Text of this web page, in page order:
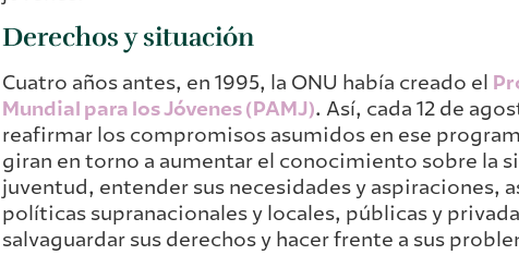
Derechos y situación
Cuatro años antes, en 1995, la ONU había creado el
Mundial para los Jóvenes (PAMJ). Así, cada 12 de
reafirmar los compromisos asumidos en ese
giran en torno a aumentar el conocimiento sobre la
juventud, entender sus necesidades y aspiraciones,
políticas supranacionales y locales, públicas y
salvaguardar sus derechos y hacer frente a sus